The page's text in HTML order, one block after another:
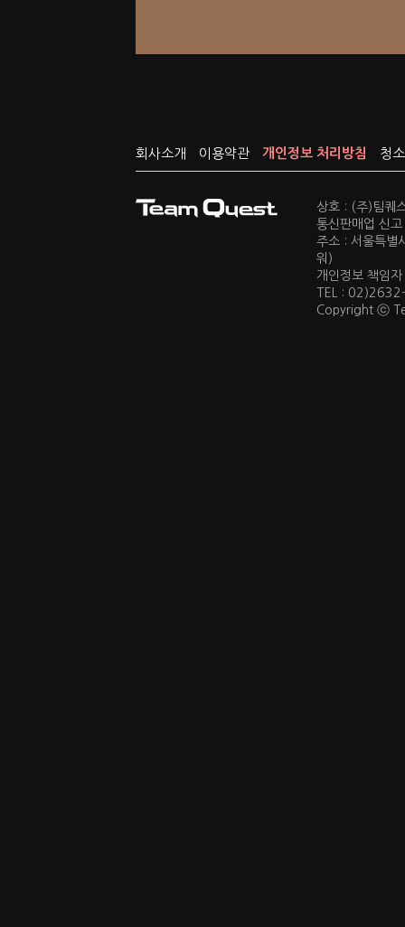
회사소개 이용약관 개인정보 처리방침 청
상호 : (주)팀퀘
통신판매업 신
주소 : 서울특
워)
개인정보 책
TEL :
Copyright ⓒ